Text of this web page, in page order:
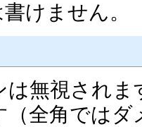
けません。
は無視され
（全角では